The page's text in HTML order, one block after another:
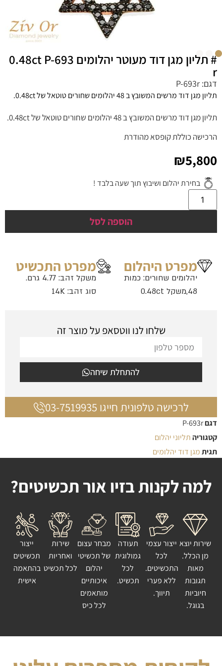
# תליון מגן דוד מעוטר יהלומים 0.48ct P-693
r
דגם: P-693r
תליון מגן דוד מרשים המשובץ ב 48 יהלומים שחורים טוטאל של 0.48ct.
תליון מגן דוד מרשים המשובץ ב 48 יהלומים שחורים טוטאל של 0.48ct.
הרכישה כוללת קופסא מהודרת
₪5,800
בחירת יהלום ושיבוץ תוך שעה בלבד !
הוספה לסל
מפרט היהלום
יהלומים שחורים: כמות
48,משקל 0.48ct
מפרט התכשיט
משקל זהב: 4.77 גרם.
סוג זהב: 14K
שלחו לנו ווטסאפ על מוצר זה
להתחלת שיחה
לרכישה טלפונית חייגו 03-7519935
דגםP-693r
קטגוריהתליוני יהלום
תגיתמגן דוד יהלומים
למה לקנות בזיו אור תכשיטים?
שירות יוצא
מן הכלל.
מאות
תגובות
חיוביות
בגוגל.
ייצור עצמי
לכל
התכשיטים.
ללא פערי
תיווך.
תעודה
גמולוגית
לכל
תכשיט.
מבחר עצום
של תכשיטי
יהלום
איכותיים
מותאמים
לכל כיס
שירות
ואחריות
לכל תכשיט
ייצור
תכשיטים
בהתאמה
אישית